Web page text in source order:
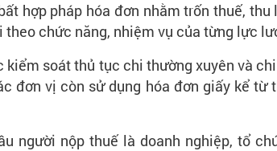
hợp pháp hóa đơn nhằm trốn thuế,
chức năng, nhiệm vụ của từng lực
soát thủ tục chi thường xuyên và
đơn vị còn sử dụng hóa đơn giấy kể
người nộp thuế là doanh nghiệp, tổ